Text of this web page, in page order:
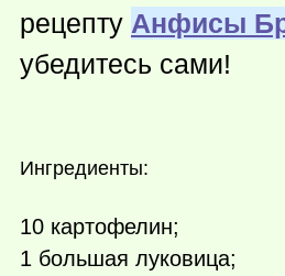
рецепту Анфисы
убедитесь сами!
Ингредиенты:
10 картофелин;
1 большая луковица;